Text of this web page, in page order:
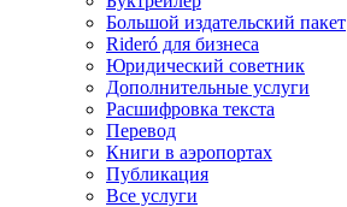
Большой издательский пакет
Rideró для бизнеса
Юридический советник
Дополнительные услуги
Расшифровка текста
Перевод
Книги в аэропортах
Публикация
Все услуги